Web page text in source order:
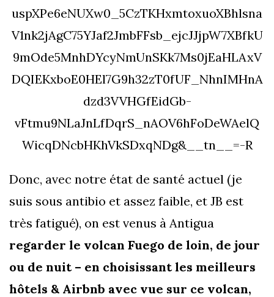
uspXPe6eNUXw0_5CzTKHxmtoxuoXBhlsna
V1nk2jAgC75YJaf2JmbFFsb_ejcJJjpW7XBfkU
9mOde5MnhDYcyNmUnSKk7Ms0jEaHLAxV
DQIEKxboE0HEl7G9h32zT0fUF_NhnIMHnA
dzd3VVHGfEidGb-
vFtmu9NLaJnLfDqrS_nAOV6hFoDeWAelQ
WicqDNcbHKhVkSDxqNDg&__tn__=-R
Donc, avec notre état de santé actuel (je
suis sous antibio et assez faible, et JB est
très fatigué), on est venus à Antigua
regarder le volcan Fuego de loin, de jour
ou de nuit – en choisissant les meilleurs
hôtels & Airbnb avec vue sur ce volcan,